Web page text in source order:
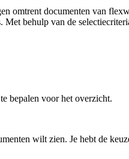
omtrent documenten van
Met behulp van de
bepalen voor het overzicht.
wilt zien. Je hebt de